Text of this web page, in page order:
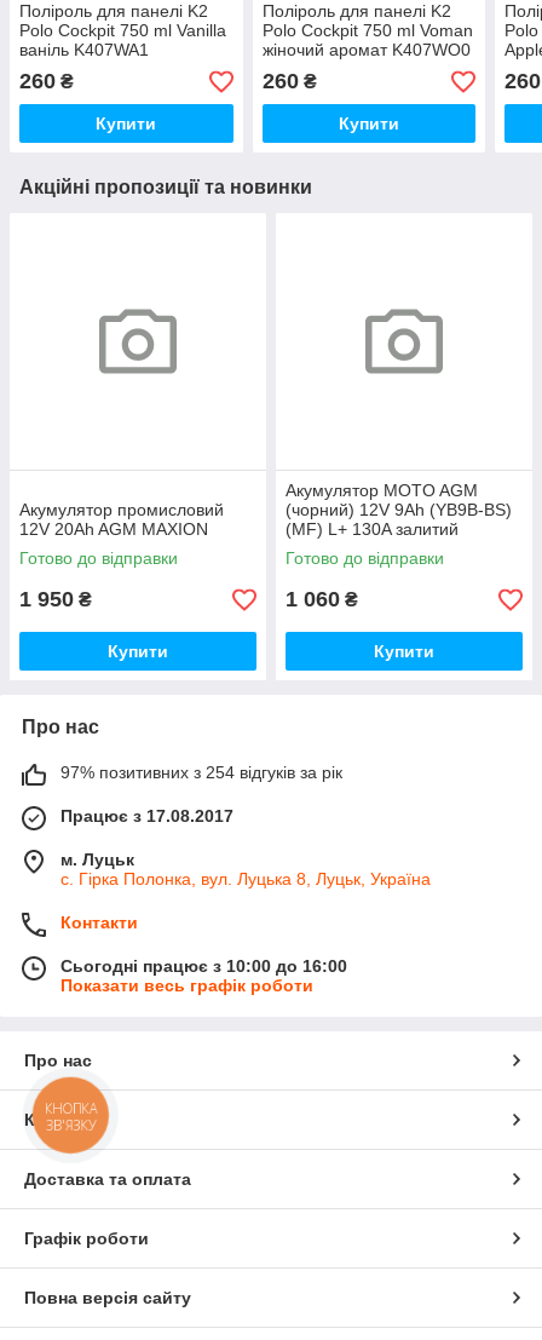
Поліроль для панелі K2
Polo Cockpit 750 ml Vanilla
ваніль K407WA1
260 ₴
Купити
Поліроль для панелі K2
Polo Cockpit 750 ml Voman
жіночий аромат K407WO0
260₴
Купити
260
Акційні пропозиції та новинки
Акумулятор промисловий
12V 20Ah AGM MAXION
Готово до відправки
1 950 ₴
Купити
Акумулятор MOTO AGM
(чорний) 12V 9Ah (YB9B-ВS)
(MF) L+ 130A залитий
Готово до відправки
1 060 ₴
Купити
Про нас
97% позитивних з 254 відгуків за рік
Працює з 17.08.2017
м. Луцьк
с. Гірка Полонка, вул. Луцька 8, Луцьк, Україна
Контакти
Сьогодні працює з 10:00 до 16:00
Показати весь графік роботи
Про нас
Контакти
Доставка та оплата
Графік роботи
Повна версія сайту
КНОПКА
ЗВ'ЯЗКУ